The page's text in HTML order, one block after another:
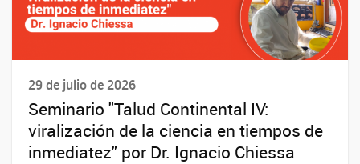
29 de julio de 2026
Seminario "Talud Continental IV:
viralización de la ciencia en tiempos de
inmediatez" por Dr. Ignacio Chiessa